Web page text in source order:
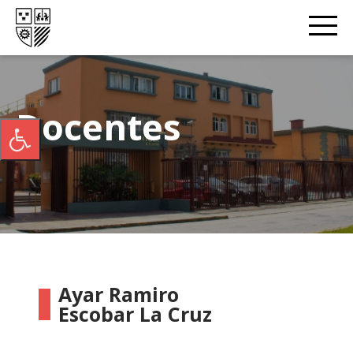
Docentes
Ayar Ramiro
Escobar La Cruz